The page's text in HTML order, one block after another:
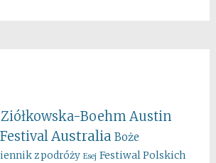
Boehm Austin
Australia Boże
z podróży Esej Festiwal Polskich